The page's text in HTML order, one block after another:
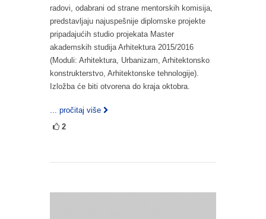
radovi, odabrani od strane mentorskih komisija,
predstavljaju najuspešnije diplomske projekte
pripadajućih studio projekata Master
akademskih studija Arhitektura 2015/2016
(Moduli: Arhitektura, Urbanizam, Arhitektonsko
konstrukterstvo, Arhitektonske tehnologije).
Izložba će biti otvorena do kraja oktobra.
... pročitaj više
2